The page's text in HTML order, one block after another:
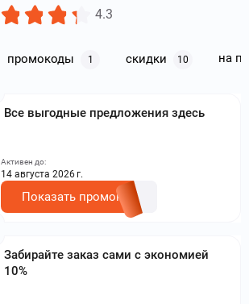
4.3
промокоды 1 скидки 10 на
Все выгодные предложения здесь
Активен до:
14 августа 2026 г.
Показать промокод
Забирайте заказ сами с экономией
10%